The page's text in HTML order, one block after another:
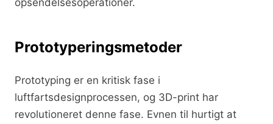
Prototyperingsmetoder
Prototyping er en kritisk fase i
luftfartsdesignprocessen, og 3D-print har
revolutioneret denne fase. Evnen til hurtigt at